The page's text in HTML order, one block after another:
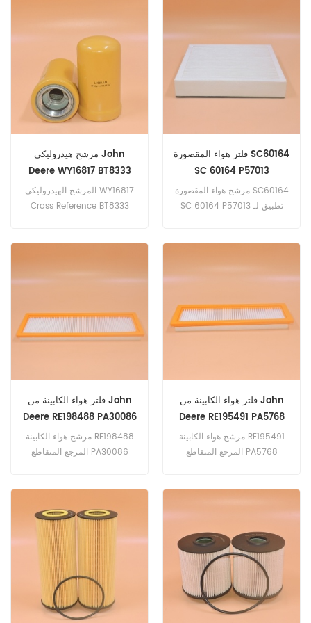
مرشح هيدروليكي John
Deere WY16817 BT8333
P170310 HF28938
LFH8454
المرشح الهيدروليكي WY16817
Cross Reference BT8333
فلتر هواء المقصورة SC60164
SC 60164 P57013
مرشح هواء المقصورة SC60164
SC 60164 P57013 تطبيق لـ
KING STAGE IV ،
PONSSEBUFFALO 8 W STAGE
IIIA.
فلتر هواء الكابينة من John
Deere RE198488 PA30086
P956136334 / S0776
AF27954
مرشح هواء الكابينة RE198488
المرجع المتقاطع PA30086
فلتر هواء الكابينة من John
Deere RE195491 PA5768
CUK3115 AXK1006
WP10188
مرشح هواء الكابينة RE195491
المرجع المتقاطع PA5768